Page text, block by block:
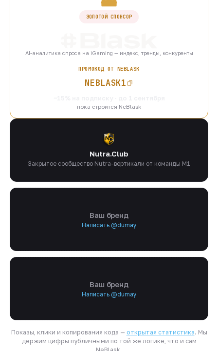
ЗОЛОТОЙ СПОНСОР
AI-аналитика спроса на iGaming — индекс, тренды, конкуренты
ПРОМОКОД ОТ NEBLASK
NEBLASK1
пока строится NeBlask
Nutra.Club
Закрытое сообщество Nutra-вертикали от команды M1
Ваш бренд
Написать @dumay
Ваш бренд
Написать @dumay
Показы, клики и копирования кода — открытая статистика. Мы
держим цифры публичными по той же логике, что и сам